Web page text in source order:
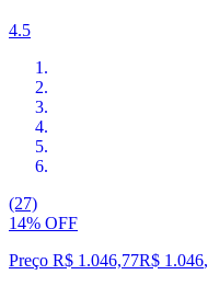
4.5
(27)
14% OFF
Preço R$ 1.046,77R$ 1.046,